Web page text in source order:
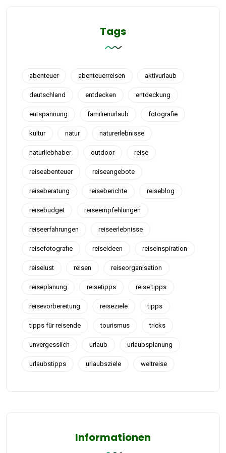
Tags
abenteuer abenteuerreisen aktivurlaub
deutschland entdecken entdeckung
entspannung familienurlaub fotografie
kultur natur naturerlebnisse
naturliebhaber outdoor reise
reiseabenteuer reiseangebote
reiseberatung reiseberichte reiseblog
reisebudget reiseempfehlungen
reiseerfahrungen reiseerlebnisse
reisefotografie reiseideen reiseinspiration
reiselust reisen reiseorganisation
reiseplanung reisetipps reise tipps
reisevorbereitung reiseziele tipps
tipps für reisende tourismus tricks
unvergesslich urlaub urlaubsplanung
urlaubstipps urlaubsziele weltreise
Informationen